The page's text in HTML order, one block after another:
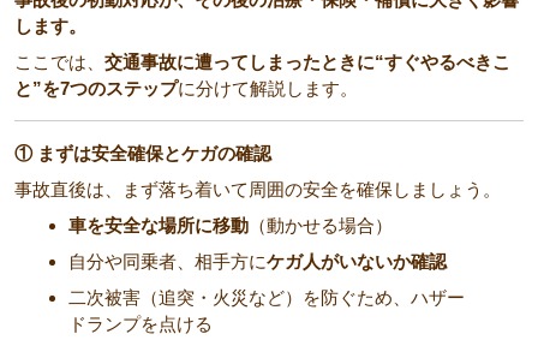
します。
ここでは、 交通事故に遭ってしまったときに“すぐやるべきこ
と”を7つのステップに分けて解説します。
① まずは安全確保とケガの確認
事故直後は、まず落ち着いて周囲の安全を確保しましょう。
車を安全な場所に移動 （動かせる場合）
自分や同乗者、相手方にケガ人がいないか確認
二次被害（追突・火災など）を防ぐため、ハザー
ドランプを点ける